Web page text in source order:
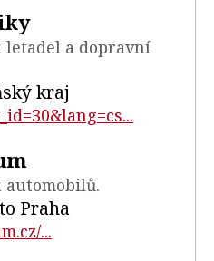
letadel a dopravní
kraj
automobilů.
Praha
...